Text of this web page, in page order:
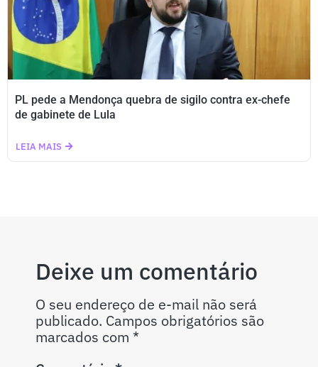
PL pede a Mendonça quebra de sigilo contra ex-chefe
de gabinete de Lula
LEIA MAIS
Deixe um comentário
O seu endereço de e-mail não será
publicado. Campos obrigatórios são
marcados com *